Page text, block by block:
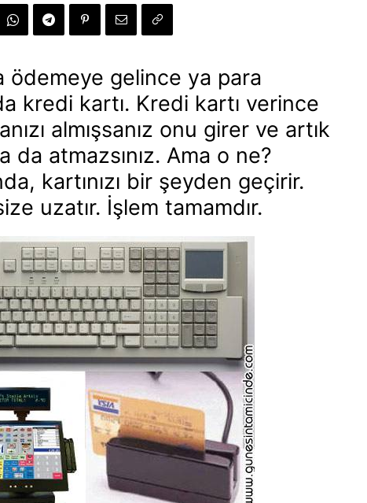
ödemeye gelince ya para
kredi kartı. Kredi kartı verince
almışsanız onu girer ve artık
atmazsınız. Ama o ne?
kartınızı bir şeyden geçirir.
uzatır. İşlem tamamdır.